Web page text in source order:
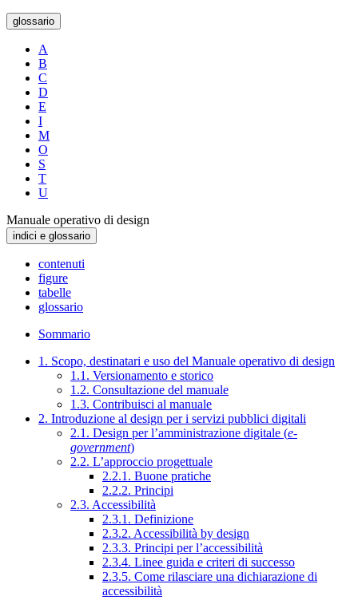
glossario
A
B
C
D
E
I
M
O
S
T
U
Manuale operativo di design
indici e glossario
contenuti
figure
tabelle
glossario
Sommario
1. Scopo, destinatari e uso del Manuale operativo di design
1.1. Versionamento e storico
1.2. Consultazione del manuale
1.3. Contribuisci al manuale
2. Introduzione al design per i servizi pubblici digitali
2.1. Design per l’amministrazione digitale (e-
government)
2.2. L’approccio progettuale
2.2.1. Buone pratiche
2.2.2. Principi
2.3. Accessibilità
2.3.1. Definizione
2.3.2. Accessibilità by design
2.3.3. Principi per l’accessibilità
2.3.4. Linee guida e criteri di successo
2.3.5. Come rilasciare una dichiarazione di
accessibilità